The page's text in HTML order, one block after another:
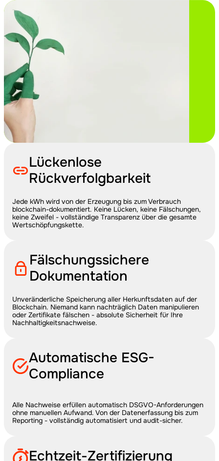
Lückenlose
Rückverfolgbarkeit
Jede kWh wird von der Erzeugung bis zum Verbrauch
blockchain-dokumentiert. Keine Lücken, keine Fälschungen,
keine Zweifel - vollständige Transparenz über die gesamte
Wertschöpfungskette.
Fälschungssichere
Dokumentation
Unveränderliche Speicherung aller Herkunftsdaten auf der
Blockchain. Niemand kann nachträglich Daten manipulieren
oder Zertifikate fälschen - absolute Sicherheit für Ihre
Nachhaltigkeitsnachweise.
Automatische ESG-
Compliance
Alle Nachweise erfüllen automatisch DSGVO-Anforderungen
ohne manuellen Aufwand. Von der Datenerfassung bis zum
Reporting - vollständig automatisiert und audit-sicher.
Echtzeit-Zertifizierung